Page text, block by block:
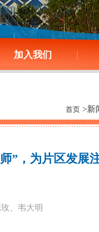
加入我们
首页 >新
”，为片区发展
、韦大明